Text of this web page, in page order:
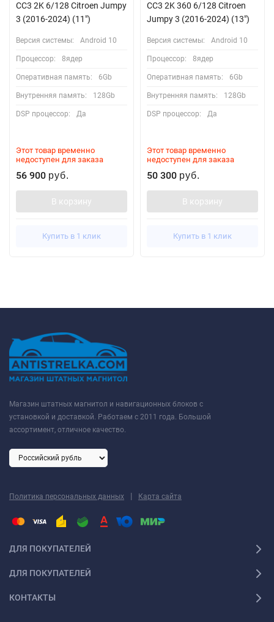
CC3 2K 6/128 Citroen Jumpy
3 (2016-2024) (11")
Версия системы: Android 10
Процессор: 8ядер
Оперативная память: 6Gb
Внутренняя память: 128Gb
DSP процессор: Да
Этот товар временно
недоступен для заказа
56 900 руб.
В корзину
Купить в 1 клик
CC3 2K 360 6/128 Citroen
Jumpy 3 (2016-2024) (13")
Версия системы: Android 10
Процессор: 8ядер
Оперативная память: 6Gb
Внутренняя память: 128Gb
DSP процессор: Да
Этот товар временно
недоступен для заказа
50 300 руб.
В корзину
Купить в 1 клик
Магазин штатных магнитол и навигационных блоков с
установкой и доставкой. Работаем с 2011 года. Большой
ассортимент, отличное качество.
Политика персональных данных | Карта сайта
ДЛЯ ПОКУПАТЕЛЕЙ
ДЛЯ ПОКУПАТЕЛЕЙ
КОНТАКТЫ